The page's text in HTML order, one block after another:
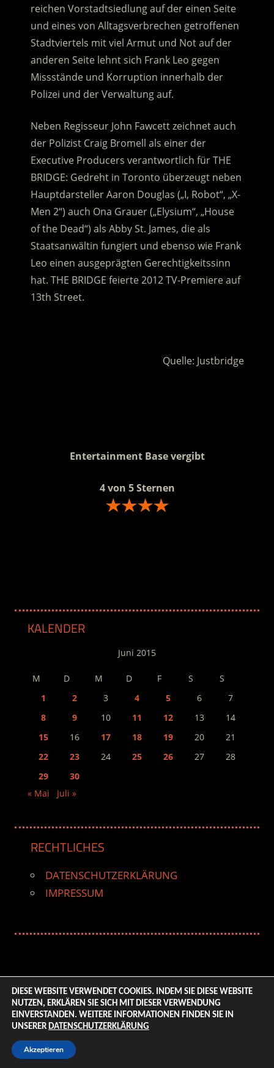
reichen Vorstadtsiedlung auf der einen Seite
und eines von Alltagsverbrechen getroffenen
Stadtviertels mit viel Armut und Not auf der
anderen Seite lehnt sich Frank Leo gegen
Missstände und Korruption innerhalb der
Polizei und der Verwaltung auf.
Neben Regisseur John Fawcett zeichnet auch
der Polizist Craig Bromell als einer der
Executive Producers verantwortlich für THE
BRIDGE: Gedreht in Toronto überzeugt neben
Hauptdarsteller Aaron Douglas („I, Robot“, „X-
Men 2“) auch Ona Grauer („Elysium“, „House
of the Dead“) als Abby St. James, die als
Staatsanwältin fungiert und ebenso wie Frank
Leo einen ausgeprägten Gerechtigkeitssinn
hat. THE BRIDGE feierte 2012 TV-Premiere auf
13th Street.
Quelle: Justbridge
Entertainment Base vergibt
4 von 5 Sternen
KALENDER
Juni 2015
M D M D F S
S
1
2 3 4 5 6
7
8
9 10 11 12 13
14
15
16 17 18 19 20
21
22
23 24 25 26 27
28
29
30
« Mai
Juli »
RECHTLICHES
DATENSCHUTZERKLÄRUNG
IMPRESSUM
© 2026 ENTERTAINMENT BASE – Life & Style Magazine.
All Rights Reserved. | Based on
DIESE WEBSITE VERWENDET COOKIES. INDEM SIE DIESE WEBSITE
NUTZEN, ERKLÄREN SIE SICH MIT DIESER VERWENDUNG
EINVERSTANDEN. WEITERE INFORMATIONEN FINDEN SIE IN
UNSERER DATENSCHUTZERKLÄRUNG
Akzeptieren